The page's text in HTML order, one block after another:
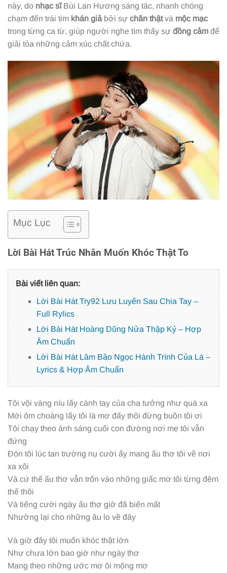
này, do nhạc sĩBùi Lan Hương sáng tác, nhanh chóng
chạm đến trái tim khán giảbởi sự chân thậtvà mộc mạc
trong từng ca từ, giúp người nghe tìm thấy sự đồng cảm để
giải tỏa những cảm xúc chất chứa.
Mục Lục
Lời Bài Hát Trúc Nhân Muốn Khóc Thật To
Bài viết liên quan:
Lời Bài Hát Try92 Lưu Luyến Sau Chia Tay –
Full Rylics
Lời Bài Hát Hoàng Dũng Nửa Thập Kỷ – Hợp
Âm Chuẩn
Lời Bài Hát Lâm Bảo Ngọc Hành Trình Của Lá –
Lyrics & Hợp Âm Chuẩn
Tôi vội vàng níu lấy cánh tay của cha tưởng như quá xa
Mới ôm choàng lấy tôi là mơ đấy thôi đừng buồn tôi ơi
Tôi chạy theo ánh sáng cuối con đường nơi mẹ tôi vẫn
đứng
Đón tôi lúc tan trường nụ cười ấy mang ấu thơ tôi về nơi
xa xôi
Và cứ thế ấu thơ vẫn trốn vào những giấc mơ tôi từng đêm
thế thôi
Và tiếng cười ngày ấu thơ giờ đã biến mất
Nhường lại cho những âu lo về đây
Và giờ đây tôi muốn khóc thật lớn
Như chưa lớn bao giờ như ngày thơ
Mang theo những ước mơ ôi mộng mơ